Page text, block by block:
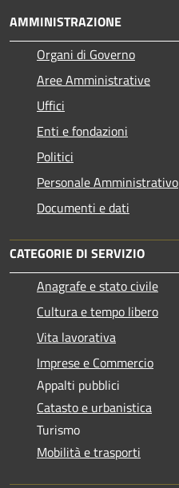
AMMINISTRAZIONE
Organi di Governo
Aree Amministrative
Uffici
Enti e fondazioni
Politici
Personale Amministrativo
Documenti e dati
CATEGORIE DI SERVIZIO
Anagrafe e stato civile
Cultura e tempo libero
Vita lavorativa
Imprese e Commercio
Appalti pubblici
Catasto e urbanistica
Turismo
Mobilità e trasporti